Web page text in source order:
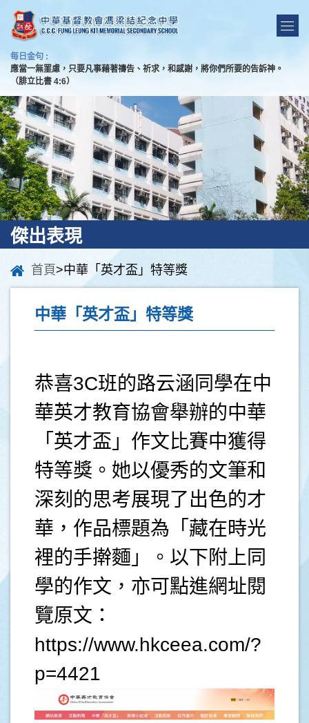
每日金句 :
應當一無罣慮，只要凡事藉著禱告、祈求，和感謝，將你們所要的告訴神。
（腓立比書 4:6）
傑出表現
首頁>中華「英才盃」特等獎
中華「英才盃」特等獎
恭喜3C班的路云涵同學在中
華英才教育協會舉辦的中華
「英才盃」作文比賽中獲得
特等獎。她以優秀的文筆和
深刻的思考展現了出色的才
華，作品標題為「藏在時光
裡的手擀麵」。以下附上同
學的作文，亦可點進網址閱
覽原文：
https://www.hkceea.com/?
p=4421